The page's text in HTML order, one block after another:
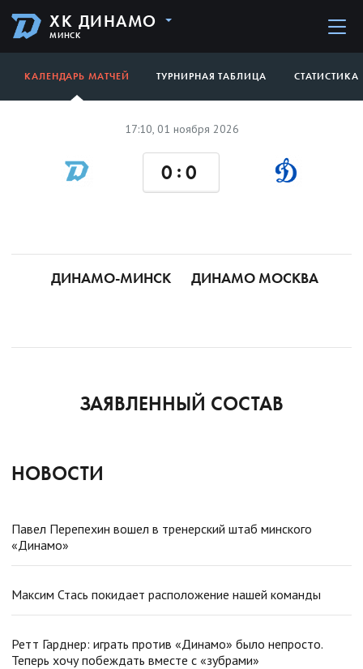
ХК ДИНАМО
МИНСК
КАЛЕНДАРЬ МАТЧЕЙ ТУРНИРНАЯ ТАБЛИЦА СТАТИСТИКА
17:10, 01 ноября 2026
ДИНАМО-МИНСК
0 :0
ДИНАМО МОСКВА
ЗАЯВЛЕННЫЙ СОСТАВ
НОВОСТИ
Павел Перепехин вошел в тренерский штаб минского
«Динамо»
Максим Стась покидает расположение нашей команды
Ретт Гарднер: играть против «Динамо» было непросто.
Теперь хочу побеждать вместе с «зубрами»